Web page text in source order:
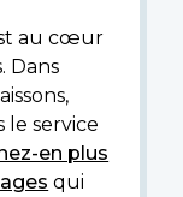
au cœur
Dans
le service
en plus
qui